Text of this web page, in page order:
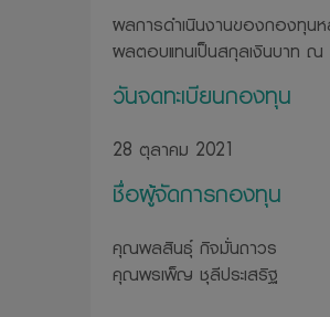
ผลการดำเนินงานของกองทุน
ผลตอบแทนเป็นสกุลเงินบาท
วันจดทะเบียนกองทุน
28 ตุลาคม 2021
ชื่อผู้จัดการกองทุน
คุณพลสินธุ์ กิจมั่นถาวร
คุณพรเพ็ญ ชุลีประเสริฐ